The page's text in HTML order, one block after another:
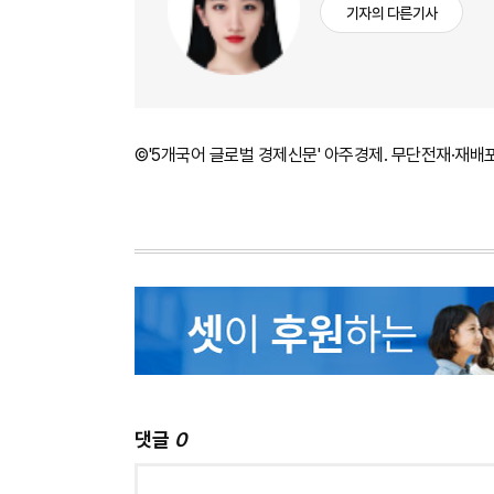
기자의 다른기사
©'5개국어 글로벌 경제신문' 아주경제. 무단전재·재배
댓글 0